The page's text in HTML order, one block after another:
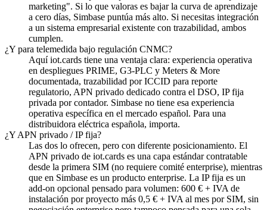
marketing". Si lo que valoras es bajar la curva de aprendizaje
a cero días, Simbase puntúa más alto. Si necesitas integración
a un sistema empresarial existente con trazabilidad, ambos
cumplen.
¿Y para telemedida bajo regulación CNMC?
Aquí iot.cards tiene una ventaja clara: experiencia operativa
en despliegues PRIME, G3-PLC y Meters & More
documentada, trazabilidad por ICCID para reporte
regulatorio, APN privado dedicado contra el DSO, IP fija
privada por contador. Simbase no tiene esa experiencia
operativa específica en el mercado español. Para una
distribuidora eléctrica española, importa.
¿Y APN privado / IP fija?
Las dos lo ofrecen, pero con diferente posicionamiento. El
APN privado de iot.cards es una capa estándar contratable
desde la primera SIM (no requiere comité enterprise), mientras
que en Simbase es un producto enterprise. La IP fija es un
add-on opcional pensado para volumen: 600 € + IVA de
instalación por proyecto más 0,5 € + IVA al mes por SIM, sin